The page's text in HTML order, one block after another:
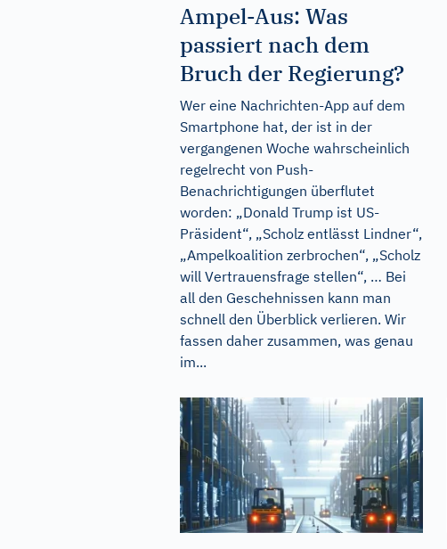
Ampel-Aus: Was
passiert nach dem
Bruch der Regierung?
Wer eine Nachrichten-App auf dem
Smartphone hat, der ist in der
vergangenen Woche wahrscheinlich
regelrecht von Push-
Benachrichtigungen überflutet
worden: „Donald Trump ist US-
Präsident“, „Scholz entlässt Lindner“,
„Ampelkoalition zerbrochen“, „Scholz
will Vertrauensfrage stellen“, … Bei
all den Geschehnissen kann man
schnell den Überblick verlieren. Wir
fassen daher zusammen, was genau
im...